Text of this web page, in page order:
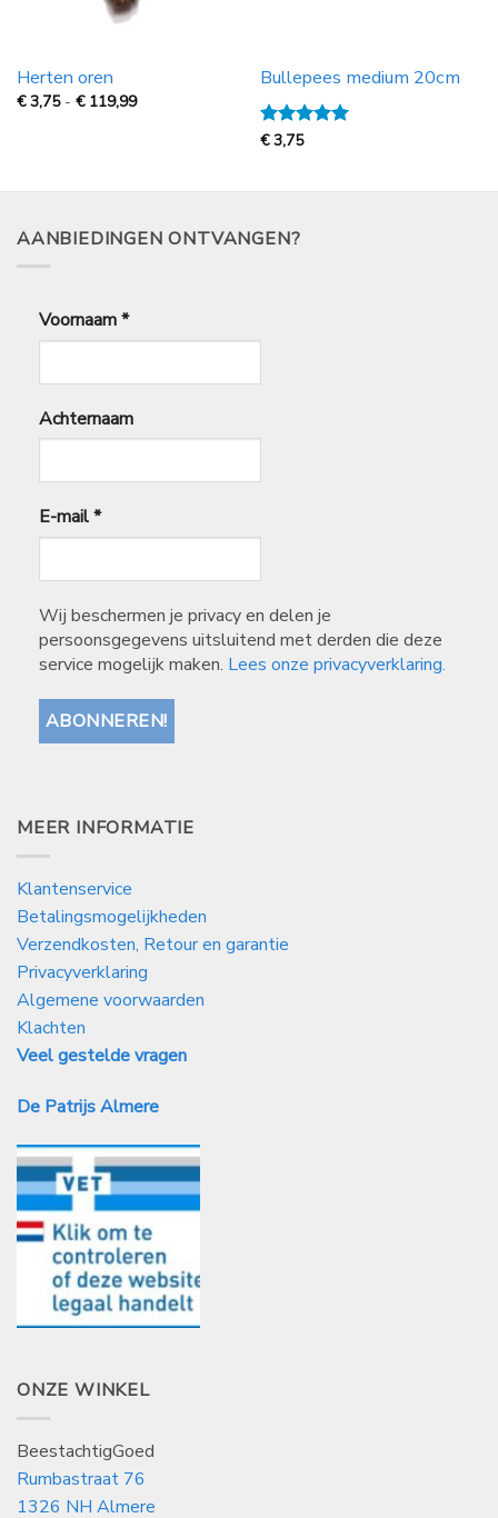
Herten oren
€3,75 - € 119,99Prijsklasse:
Bullepees medium 20cm
Gewaardeerd
€3,75
AANBIEDINGEN ONTVANGEN?
Voornaam*
Achternaam
E-mail*
Wij beschermen je privacy en delen je
persoonsgegevens uitsluitend met derden die deze
service mogelijk maken. Lees onze privacyverklaring.
MEER INFORMATIE
Klantenservice
Betalingsmogelijkheden
Verzendkosten, Retour en garantie
Privacyverklaring
Algemene voorwaarden
Klachten
Veel gestelde vragen
De Patrijs Almere
ONZE WINKEL
BeestachtigGoed
Rumbastraat 76
1326 NH Almere